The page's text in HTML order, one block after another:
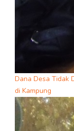
Dana Desa Tidak
di Kampung